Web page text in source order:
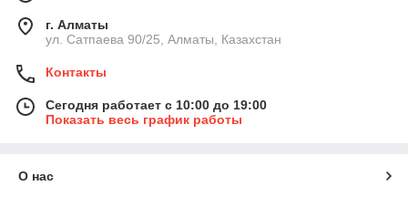
г. Алматы
ул. Сатпаева 90/25, Алматы, Казахстан
Контакты
Сегодня работает с 10:00 до 19:00
Показать весь график работы
О нас